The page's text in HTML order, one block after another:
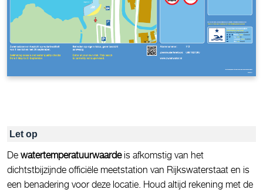
Let op
De watertemperatuurwaardeis afkomstig van het
dichtstbijzijnde officiële meetstation van Rijkswaterstaat en is
een benadering voor deze locatie. Houd altijd rekening met de